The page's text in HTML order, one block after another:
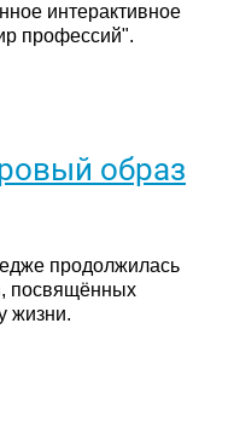
интерактивное
профессий".
образ
продолжилась
посвящённых
жизни.